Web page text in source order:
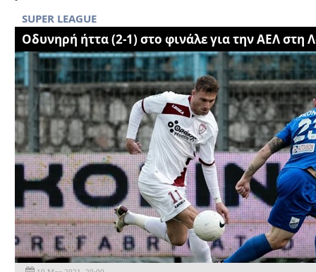
SUPER LEAGUE
Οδυνηρή ήττα (2-1) στο φινάλε για την ΑΕΛ στη